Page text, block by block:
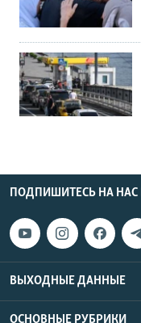
ПОДПИШИТЕСЬ НА НАС
ВЫХОДНЫЕ ДАННЫЕ
ОСНОВНЫЕ РУБРИКИ